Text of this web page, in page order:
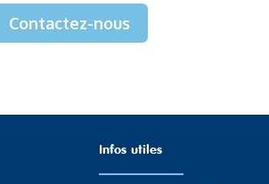
Contactez-nous
Infos utiles